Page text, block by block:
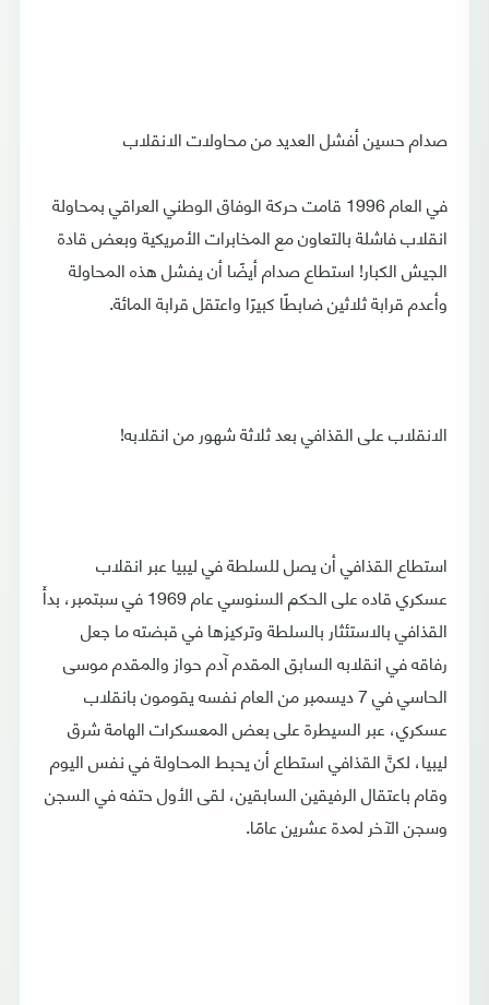
صدام حسين أفشل العديد من محاولات الانقلاب
في العام 1996 قامت حركة الوفاق الوطني العراقي بمحاولة
انقلاب فاشلة بالتعاون مع المخابرات الأمريكية وبعض قادة
الجيش الكبار! استطاع صدام أيضًا أن يفشل هذه المحاولة
وأعدم قرابة ثلاثين ضابطًا كبيرًا واعتقل قرابة المائة.
الانقلاب على القذافي بعد ثلاثة شهور من انقلابه!
استطاع القذافي أن يصل للسلطة في ليبيا عبر انقلاب
عسكري قاده على الحكم السنوسي عام 1969 في سبتمبر، بدأَ
القذافي بالاستئثار بالسلطة وتركيزها في قبضته ما جعل
رفاقه في انقلابه السابق المقدم آدم حواز والمقدم موسى
الحاسي في 7 ديسمبر من العام نفسه يقومون بانقلاب
عسكري، عبر السيطرة على بعض المعسكرات الهامة شرق
ليبيا، لكنَّ القذافي استطاع أن يحبط المحاولة في نفس اليوم
وقام باعتقال الرفيقين السابقين، لقى الأول حتفه في السجن
وسجن الآخر لمدة عشرين عامًا.